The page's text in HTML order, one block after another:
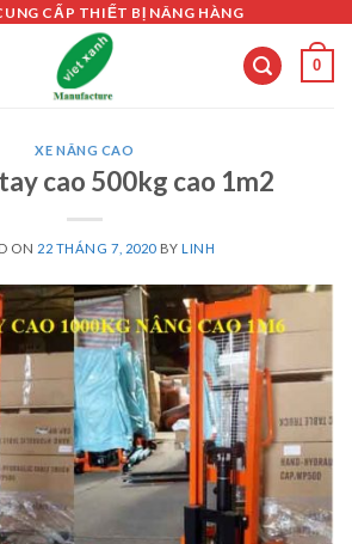
CẤP THIẾT BỊ NÂNG HÀNG
0
XE NÂNG CAO
cao 500kg cao 1m2
ON 22 THÁNG 7, 2020 BYLINH